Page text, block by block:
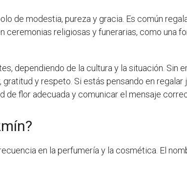
de modestia, pureza y gracia. Es común
religiosas y funerarias, como una
dependiendo de la cultura y la situación. Sin
y respeto. Si estás pensando en regalar
flor adecuada y comunicar el mensaje
en la perfumería y la cosmética. El